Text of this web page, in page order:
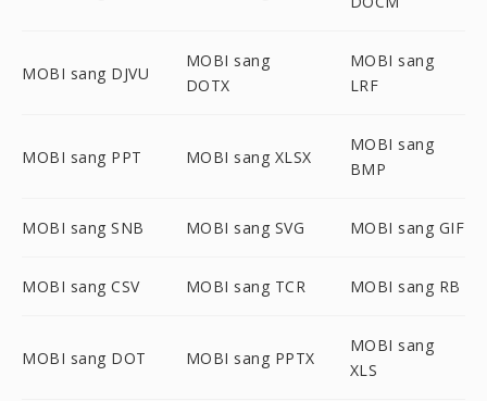
MOBI sang DJVU
MOBI sang
DOTX
MOBI sang
LRF
MOBI sang PPT MOBI sang XLSX
MOBI sang
BMP
MOBI sang SNB MOBI sang SVG MOBI sang GIF
MOBI sang CSV MOBI sang TCR MOBI sang RB
MOBI sang DOT MOBI sang PPTX
MOBI sang
XLS